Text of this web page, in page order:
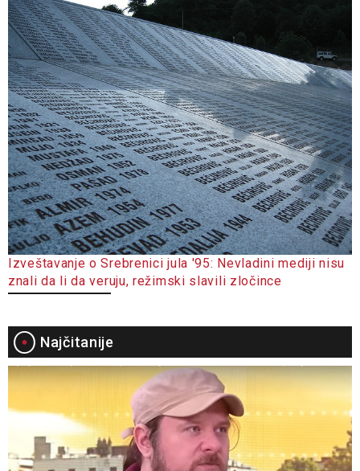
Izveštavanje o Srebrenici jula '95: Nevladini mediji nisu
znali da li da veruju, režimski slavili zločince
Najčitanije